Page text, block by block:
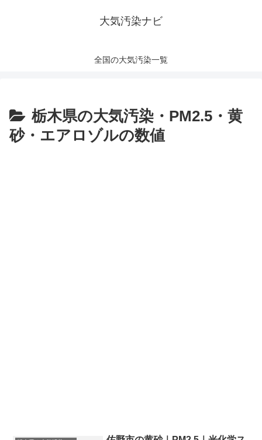
大気汚染ナビ
全国の大気汚染一覧
栃木県の大気汚染・PM2.5・黄
砂・エアロゾルの数値